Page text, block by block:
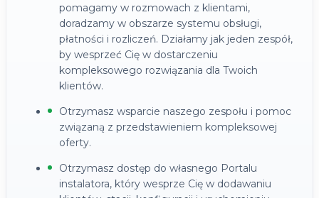
pomagamy w rozmowach z klientami,
doradzamy w obszarze systemu obsługi,
płatności i rozliczeń. Działamy jak jeden zespół,
by wesprzeć Cię w dostarczeniu
kompleksowego rozwiązania dla Twoich
klientów.
Otrzymasz wsparcie naszego zespołu i pomoc
związaną z przedstawieniem kompleksowej
oferty.
Otrzymasz dostęp do własnego Portalu
instalatora, który wesprze Cię w dodawaniu